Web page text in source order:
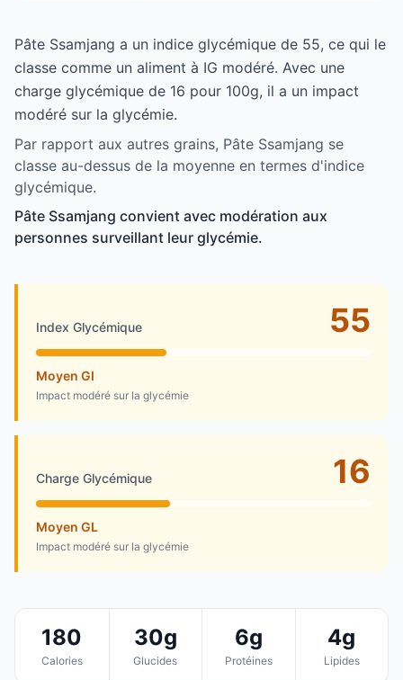
Pâte Ssamjang a un indice glycémique de 55, ce qui le
classe comme un aliment à IG modéré. Avec une
charge glycémique de 16 pour 100g, il a un impact
modéré sur la glycémie.
Par rapport aux autres grains, Pâte Ssamjang se
classe au-dessus de la moyenne en termes d'indice
glycémique.
Pâte Ssamjang convient avec modération aux
personnes surveillant leur glycémie.
Index Glycémique 55
Moyen GI
Impact modéré sur la glycémie
Charge Glycémique 16
Moyen GL
Impact modéré sur la glycémie
180
Calories
30g
Glucides
6g
Protéines
4g
Lipides